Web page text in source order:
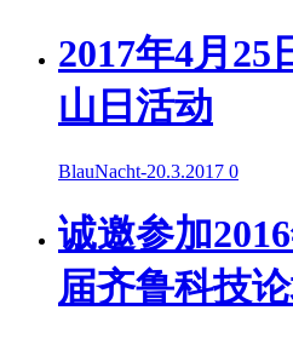
2017年4月25
山日活动
BlauNacht-20.3.2017 0
诚邀参加
届齐鲁科技